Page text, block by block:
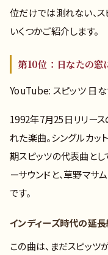
位だけでは測れない、
いくつかご紹介します。
第10位：日なたの窓
YouTube: スピッツ 日
1992年7月25日リリー
れた楽曲。シングルカッ
期スピッツの代表曲と
ーサウンドと、草野マ
です。
インディーズ時代の延
この曲は、まだスピッツ